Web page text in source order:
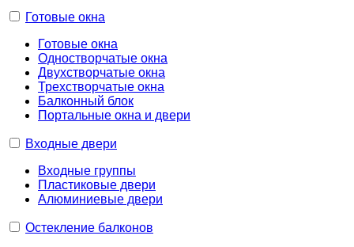
Готовые окна
Готовые окна
Одностворчатые окна
Двухстворчатые окна
Трехстворчатые окна
Балконный блок
Портальные окна и двери
Входные двери
Входные группы
Пластиковые двери
Алюминиевые двери
Остекление балконов